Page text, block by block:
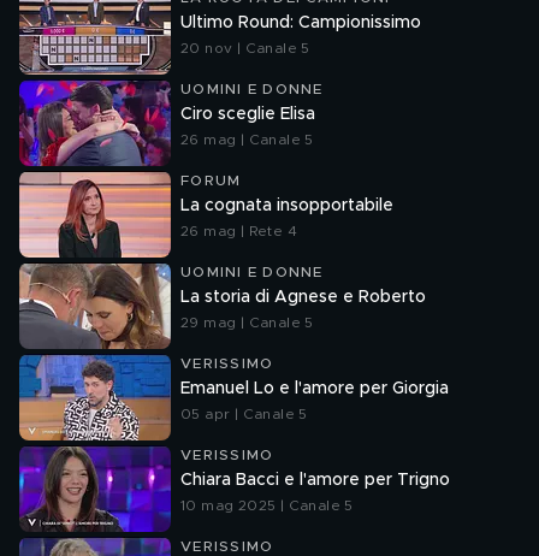
Ultimo Round: Campionissimo
20 nov | Canale 5
UOMINI E DONNE
Ciro sceglie Elisa
26 mag | Canale 5
FORUM
La cognata insopportabile
26 mag | Rete 4
UOMINI E DONNE
La storia di Agnese e Roberto
29 mag | Canale 5
VERISSIMO
Emanuel Lo e l'amore per Giorgia
05 apr | Canale 5
VERISSIMO
Chiara Bacci e l'amore per Trigno
10 mag 2025 | Canale 5
VERISSIMO